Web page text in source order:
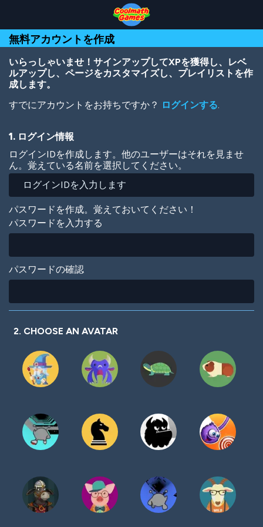
Top
of
Page
Navigation
Main
Content
Footer
ン
コ
ン
移
無料アカウントを作成
いらっしゃいませ！サインアップしてXPを獲得し、レベ
ルアップし、ページをカスタマイズし、プレイリストを作
成します。
すでにアカウントをお持ちですか？ ログインする.
1. ログイン情報
ログインIDを作成します。他のユーザーはそれを見ませ
ん。覚えている名前を選択してください。
パスワードを作成。覚えておいてください！
パスワードを入力する
パスワードの確認
2. CHOOSE AN AVATAR